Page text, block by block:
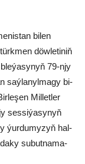
bi­len
döw­le­ti­niň
79-njy
saý­la­nyl­ma­gy bi­
Mil­let­ler
ses­si­ýa­sy­nyň
ýur­du­my­zyň hal­
su­but­na­ma­